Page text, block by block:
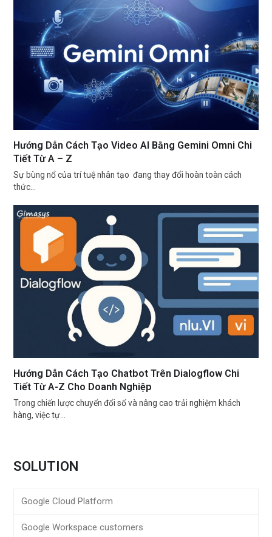
Hướng Dẫn Cách Tạo Video AI Bằng Gemini Omni Chi
Tiết Từ A – Z
Sự bùng nổ của trí tuệ nhân tạo đang thay đổi hoàn toàn cách
thức…
Hướng Dẫn Cách Tạo Chatbot Trên Dialogflow Chi
Tiết Từ A-Z Cho Doanh Nghiệp
Trong chiến lược chuyển đổi số và nâng cao trải nghiệm khách
hàng, việc tự…
SOLUTION
Google Cloud Platform
Google Workspace customers